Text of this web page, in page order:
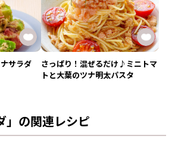
サラダ
さっぱり！混ぜるだけ♪ミニトマ
トと大葉のツナ明太パスタ
」の関連レシピ